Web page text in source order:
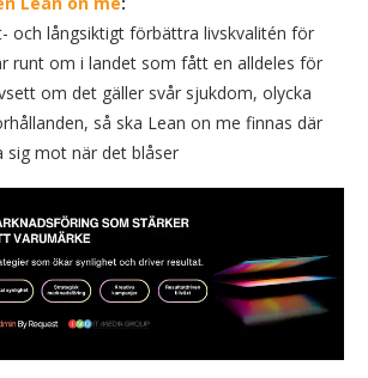
och långsiktigt förbättra livskvalitén för
runt om i landet som fått en alldeles för
om det gäller svår sjukdom, olycka
så ska Lean on me finnas där
sig mot när det blåser